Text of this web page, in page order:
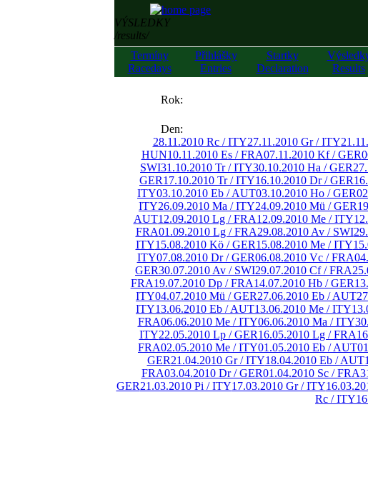
VÝSLEDKY
/results/
Termíny
Racedays
Přihlášky
Entries
Startky
Declaration
Results
Rok:
Den:
28.11.2010 Rc / ITY27.11.2010 Gr / ITY
HUN10.11.2010 Es / FRA07.11.2010 Kf / GER
SWI31.10.2010 Tr / ITY30.10.2010 Ha / GER
GER17.10.2010 Tr / ITY16.10.2010 Dr / GER
ITY03.10.2010 Eb / AUT03.10.2010 Ho / GER
ITY26.09.2010 Ma / ITY24.09.2010 Mü / GER
AUT12.09.2010 Lg / FRA12.09.2010 Me / ITY
FRA01.09.2010 Lg / FRA29.08.2010 Av / SWI
ITY15.08.2010 Kö / GER15.08.2010 Me / ITY
ITY07.08.2010 Dr / GER06.08.2010 Vc / FRA
GER30.07.2010 Av / SWI29.07.2010 Cf / FRA
FRA19.07.2010 Dp / FRA14.07.2010 Hb / GER
ITY04.07.2010 Mü / GER27.06.2010 Eb / AUT
ITY13.06.2010 Eb / AUT13.06.2010 Me / ITY
FRA06.06.2010 Me / ITY06.06.2010 Ma / ITY
ITY22.05.2010 Lp / GER16.05.2010 Lg / FRA
FRA02.05.2010 Me / ITY01.05.2010 Eb / AUT
GER21.04.2010 Gr / ITY18.04.2010 Eb / AUT
FRA03.04.2010 Dr / GER01.04.2010 Sc / FRA
GER21.03.2010 Pi / ITY17.03.2010 Gr / ITY
Rc / ITY